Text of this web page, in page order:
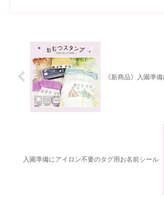
《新商品》入園準
入園準備にアイロン不要のタグ用お名前シール